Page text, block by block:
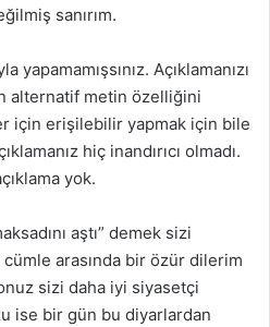
sanırım.
yapamamışsınız. Açıklamanızı
alternatif metin özelliğini
için erişilebilir yapmak için bile
hiç inandırıcı olmadı.
yok.
aştı” demek sizi
cümle arasında bir özür dilerim
sizi daha iyi siyasetçi
ise bir gün bu diyarlardan